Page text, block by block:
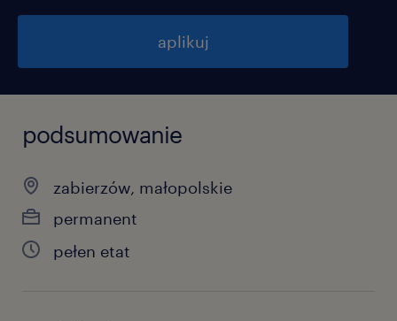
aplikuj
podsumowanie
zabierzów, małopolskie
permanent
pełen etat